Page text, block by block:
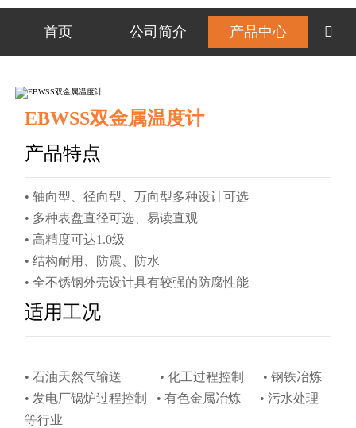
首页 公司简介 产品中心 
EBWSS双金属温度计
产品特点
• 轴向型、径向型、万向型多种设计可选
• 多种表盘直径可选、易读直观
• 高精度可达1.0级
• 结构耐用、防震、防水
• 全不锈钢外壳设计具有较强的防腐性能
适用工况
• 石油天然气输送 • 化工过程控制 • 钢铁冶炼
• 发电厂锅炉过程控制 • 有色金属冶炼 • 污水处理
等行业